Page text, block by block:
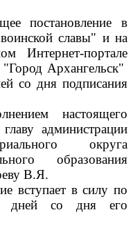
постановление в
славы" и на
Интернет-портале
Архангельск"
со дня подписания
настоящего
администрации
округа
образования
В.Я.
вступает в силу по
дней со дня его